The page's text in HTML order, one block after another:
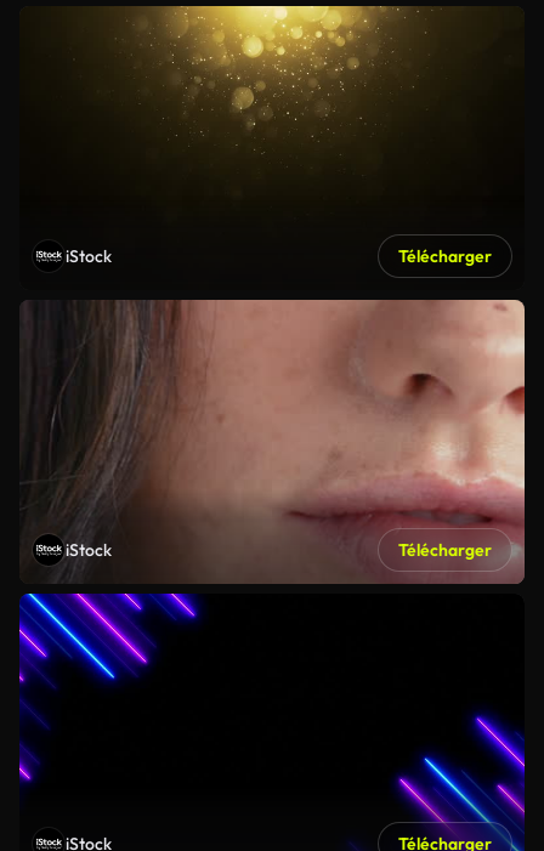
iStock Télécharger
iStock Télécharger
iStock Télécharger